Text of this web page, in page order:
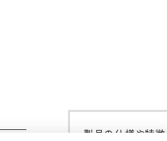
製品の仕様や特